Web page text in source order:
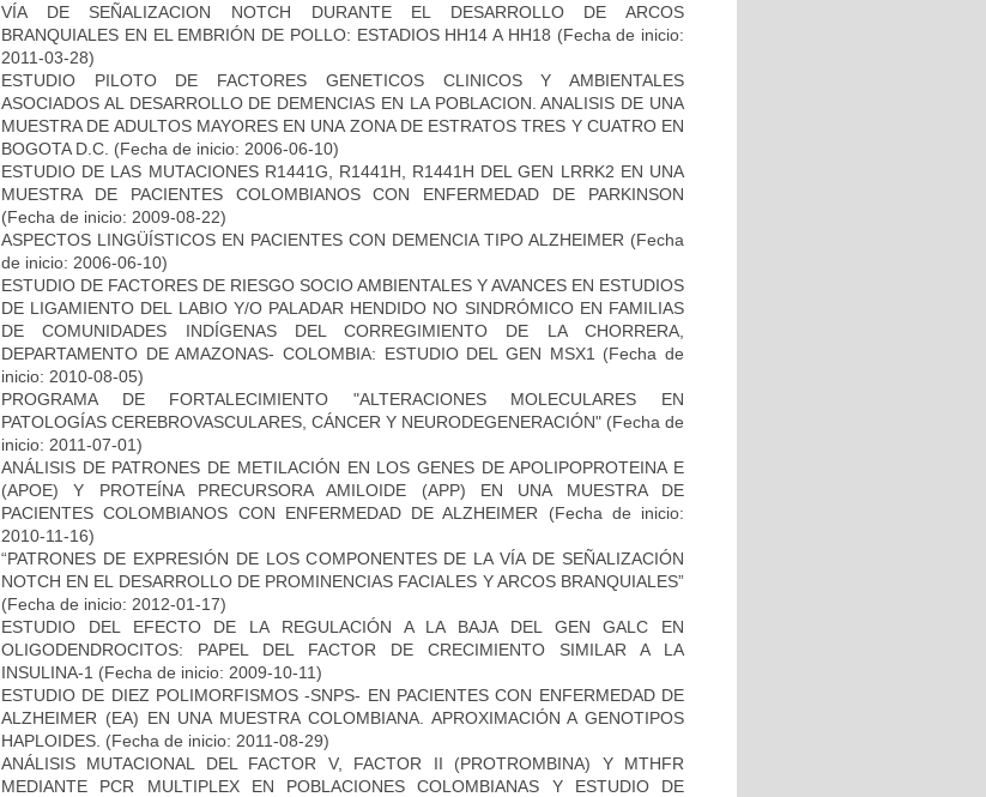
VÍA DE SEÑALIZACION NOTCH DURANTE EL DESARROLLO DE ARCOS
BRANQUIALES EN EL EMBRIÓN DE POLLO: ESTADIOS HH14 A HH18 (Fecha de inicio:
2011-03-28)
ESTUDIO PILOTO DE FACTORES GENETICOS CLINICOS Y AMBIENTALES
ASOCIADOS AL DESARROLLO DE DEMENCIAS EN LA POBLACION. ANALISIS DE UNA
MUESTRA DE ADULTOS MAYORES EN UNA ZONA DE ESTRATOS TRES Y CUATRO EN
BOGOTA D.C. (Fecha de inicio: 2006-06-10)
ESTUDIO DE LAS MUTACIONES R1441G, R1441H, R1441H DEL GEN LRRK2 EN UNA
MUESTRA DE PACIENTES COLOMBIANOS CON ENFERMEDAD DE PARKINSON
(Fecha de inicio: 2009-08-22)
ASPECTOS LINGÜÍSTICOS EN PACIENTES CON DEMENCIA TIPO ALZHEIMER (Fecha
de inicio: 2006-06-10)
ESTUDIO DE FACTORES DE RIESGO SOCIO AMBIENTALES Y AVANCES EN ESTUDIOS
DE LIGAMIENTO DEL LABIO Y/O PALADAR HENDIDO NO SINDRÓMICO EN FAMILIAS
DE COMUNIDADES INDÍGENAS DEL CORREGIMIENTO DE LA CHORRERA,
DEPARTAMENTO DE AMAZONAS- COLOMBIA: ESTUDIO DEL GEN MSX1
(Fecha de
inicio: 2010-08-05)
PROGRAMA DE FORTALECIMIENTO "ALTERACIONES MOLECULARES EN
PATOLOGÍAS CEREBROVASCULARES, CÁNCER Y NEURODEGENERACIÓN" (Fecha de
inicio: 2011-07-01)
ANÁLISIS DE PATRONES DE METILACIÓN EN LOS GENES DE APOLIPOPROTEINA E
(APOE) Y PROTEÍNA PRECURSORA AMILOIDE (APP) EN UNA MUESTRA DE
PACIENTES COLOMBIANOS CON ENFERMEDAD DE ALZHEIMER (Fecha de inicio:
2010-11-16)
“PATRONES DE EXPRESIÓN DE LOS COMPONENTES DE LA VÍA DE SEÑALIZACIÓN
NOTCH EN EL DESARROLLO DE PROMINENCIAS FACIALES Y ARCOS BRANQUIALES”
(Fecha de inicio: 2012-01-17)
ESTUDIO DEL EFECTO DE LA REGULACIÓN A LA BAJA DEL GEN GALC EN
OLIGODENDROCITOS: PAPEL DEL FACTOR DE CRECIMIENTO SIMILAR A LA
INSULINA-1 (Fecha de inicio: 2009-10-11)
ESTUDIO DE DIEZ POLIMORFISMOS -SNPS- EN PACIENTES CON ENFERMEDAD DE
ALZHEIMER (EA) EN UNA MUESTRA COLOMBIANA. APROXIMACIÓN A GENOTIPOS
HAPLOIDES. (Fecha de inicio: 2011-08-29)
ANÁLISIS MUTACIONAL DEL FACTOR V, FACTOR II (PROTROMBINA) Y MTHFR
MEDIANTE PCR MULTIPLEX EN POBLACIONES COLOMBIANAS Y ESTUDIO DE